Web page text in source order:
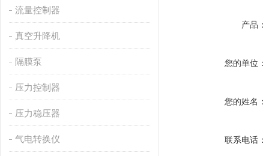
流量控制器
真空升降机
隔膜泵
压力控制器
压力稳压器
气电转换仪
产品：
您的单位：
您的姓名：
联系电话：